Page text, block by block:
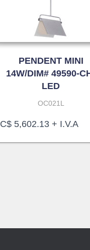
PENDENT MINI
14W/DIM# 49590-
LED
OC021L
C$ 5,602.13 + I.V.A